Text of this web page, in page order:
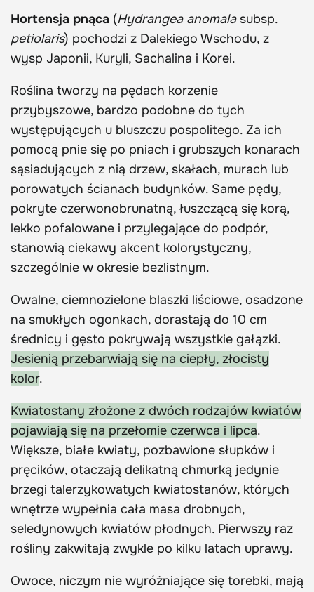
Hortensja pnąca (Hydrangea anomalasubsp.
petiolaris) pochodzi z Dalekiego Wschodu, z
wysp Japonii, Kuryli, Sachalina i Korei.
Roślina tworzy na pędach korzenie
przybyszowe, bardzo podobne do tych
występujących u bluszczu pospolitego. Za ich
pomocą pnie się po pniach i grubszych konarach
sąsiadujących z nią drzew, skałach, murach lub
porowatych ścianach budynków. Same pędy,
pokryte czerwonobrunatną, łuszczącą się korą,
lekko pofalowane i przylegające do podpór,
stanowią ciekawy akcent kolorystyczny,
szczególnie w okresie bezlistnym.
Owalne, ciemnozielone blaszki liściowe, osadzone
na smukłych ogonkach, dorastają do 10 cm
średnicy i gęsto pokrywają wszystkie gałązki.
Jesienią przebarwiają się na ciepły, złocisty
kolor.
Kwiatostany złożone z dwóch rodzajów kwiatów
pojawiają się na przełomie czerwca i lipca.
Większe, białe kwiaty, pozbawione słupków i
pręcików, otaczają delikatną chmurką jedynie
brzegi talerzykowatych kwiatostanów, których
wnętrze wypełnia cała masa drobnych,
seledynowych kwiatów płodnych. Pierwszy raz
rośliny zakwitają zwykle po kilku latach uprawy.
Owoce, niczym nie wyróżniające się torebki, mają